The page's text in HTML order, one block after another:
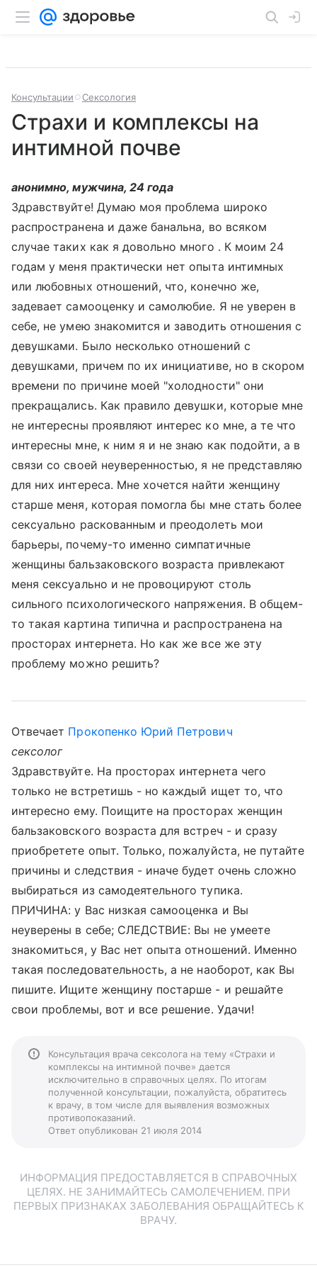
Консультации Сексология
Страхи и комплексы на
интимной почве
анонимно, мужчина, 24 года
Здравствуйте! Думаю моя проблема широко
распространена и даже банальна, во всяком
случае таких как я довольно много . К моим 24
годам у меня практически нет опыта интимных
или любовных отношений, что, конечно же,
задевает самооценку и самолюбие. Я не уверен в
себе, не умею знакомится и заводить отношения с
девушками. Было несколько отношений с
девушками, причем по их инициативе, но в скором
времени по причине моей "холодности" они
прекращались. Как правило девушки, которые мне
не интересны проявляют интерес ко мне, а те что
интересны мне, к ним я и не знаю как подойти, а в
связи со своей неуверенностью, я не представляю
для них интереса. Мне хочется найти женщину
старше меня, которая помогла бы мне стать более
сексуально раскованным и преодолеть мои
барьеры, почему-то именно симпатичные
женщины бальзаковского возраста привлекают
меня сексуально и не провоцируют столь
сильного психологического напряжения. В общем-
то такая картина типична и распространена на
просторах интернета. Но как же все же эту
проблему можно решить?
Отвечает Прокопенко Юрий Петрович
сексолог
Здравствуйте. На просторах интернета чего
только не встретишь - но каждый ищет то, что
интересно ему. Поищите на просторах женщин
бальзаковского возраста для встреч - и сразу
приобретете опыт. Только, пожалуйста, не путайте
причины и следствия - иначе будет очень сложно
выбираться из самодеятельного тупика.
ПРИЧИНА: у Вас низкая самооценка и Вы
неуверены в себе; СЛЕДСТВИЕ: Вы не умеете
знакомиться, у Вас нет опыта отношений. Именно
такая последовательность, а не наоборот, как Вы
пишите. Ищите женщину постарше - и решайте
свои проблемы, вот и все решение. Удачи!
Консультация врача сексолога на тему «Страхи и
комплексы на интимной почве» дается
исключительно в справочных целях. По итогам
полученной консультации, пожалуйста, обратитесь
к врачу, в том числе для выявления возможных
противопоказаний.
Ответ опубликован 21 июля 2014
ИНФОРМАЦИЯ ПРЕДОСТАВЛЯЕТСЯ В СПРАВОЧНЫХ
ЦЕЛЯХ. НЕ ЗАНИМАЙТЕСЬ САМОЛЕЧЕНИЕМ. ПРИ
ПЕРВЫХ ПРИЗНАКАХ ЗАБОЛЕВАНИЯ ОБРАЩАЙТЕСЬ К
ВРАЧУ.